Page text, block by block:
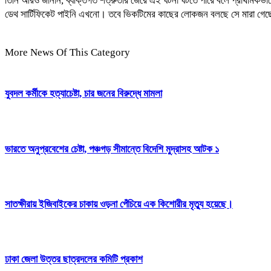
ডেথ সার্টিফিকেট পাইনি এখনো। তবে ভিকটিমের কাছের লোকজন বলছে সে মারা
More News Of This Category
যুবদল কর্মীকে হত্যাচেষ্টা, চার জনের বিরুদ্ধে মামলা
ভারতে অনুপ্রবেশের চেষ্টা, পঞ্চগড় সীমান্তে বিদেশি মুদ্রাসহ আটক ১
সাতক্ষীরায় ইজিবাইকের চাকায় ওড়না পেঁচিয়ে এক কিশোরীর মৃত্যু হয়েছে।
ঢাকা জেলা উত্তর ছাত্রদলের কমিটি প্রকাশ